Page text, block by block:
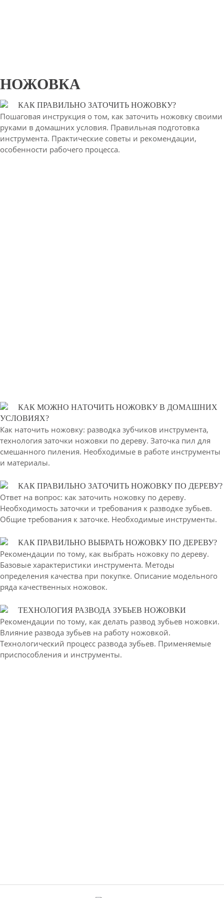
НОЖОВКА
КАК ПРАВИЛЬНО ЗАТОЧИТЬ НОЖОВКУ?
Пошаговая инструкция о том, как заточить ножовку своими
руками в домашних условия. Правильная подготовка
инструмента. Практические советы и рекомендации,
особенности рабочего процесса.
КАК МОЖНО НАТОЧИТЬ НОЖОВКУ В ДОМАШНИХ
УСЛОВИЯХ?
Как наточить ножовку: разводка зубчиков инструмента,
технология заточки ножовки по дереву. Заточка пил для
смешанного пиления. Необходимые в работе инструменты
и материалы.
КАК ПРАВИЛЬНО ЗАТОЧИТЬ НОЖОВКУ ПО ДЕРЕВУ?
Ответ на вопрос: как заточить ножовку по дереву.
Необходимость заточки и требования к разводке зубьев.
Общие требования к заточке. Необходимые инструменты.
КАК ПРАВИЛЬНО ВЫБРАТЬ НОЖОВКУ ПО ДЕРЕВУ?
Рекомендации по тому, как выбрать ножовку по дереву.
Базовые характеристики инструмента. Методы
определения качества при покупке. Описание модельного
ряда качественных ножовок.
ТЕХНОЛОГИЯ РАЗВОДА ЗУБЬЕВ НОЖОВКИ
Рекомендации по тому, как делать развод зубьев ножовки.
Влияние развода зубьев на работу ножовкой.
Технологический процесс развода зубьев. Применяемые
приспособления и инструменты.